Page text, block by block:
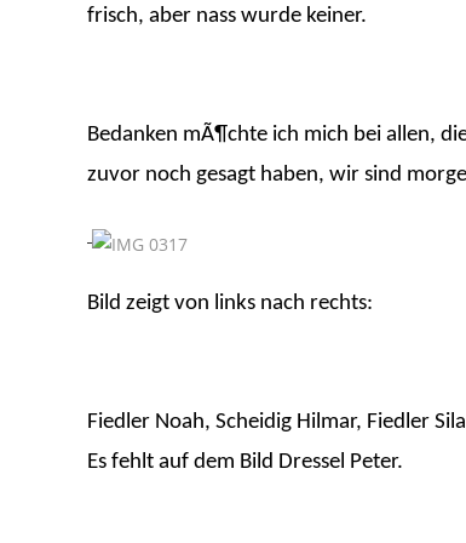
frisch, aber nass wurde keiner.
Bedanken mÃ¶chte ich mich bei allen,
zuvor noch gesagt haben, wir sind
Bild zeigt von links nach rechts:
Fiedler Noah, Scheidig Hilmar, Fiedler
Es fehlt auf dem Bild Dressel Peter.